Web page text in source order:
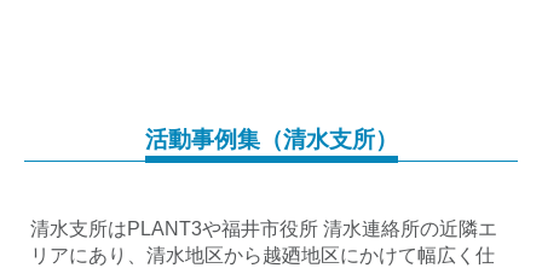
活動事例集（清水支所）
清水支所はPLANT3や福井市役所 清水連絡所の近隣エ
リアにあり、清水地区から越廼地区にかけて幅広く仕